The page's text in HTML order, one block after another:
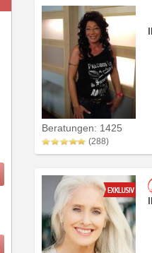
Beratungen: 1425
(288)